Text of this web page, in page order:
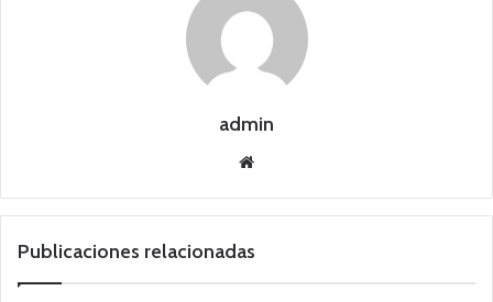
admin
we
Publicaciones relacionadas